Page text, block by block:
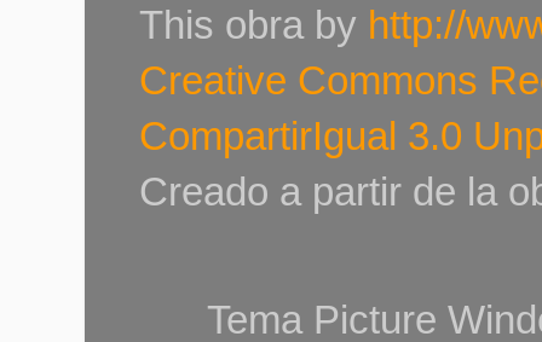
This obraby http://
Creative Commons
CompartirIgual 3.0
Creado a partir de la
Tema Picture